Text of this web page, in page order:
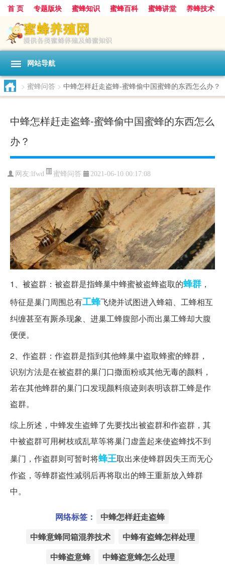
首 页 专题版块 蜜蜂知识 蜜蜂百科 蜜蜂讲堂
养蜂技术
中华蜜蜂
蜂蜜 胡蜂
网站导航
> 蜜蜂问答 > 中蜂怎样赶走盗蜂-蜜蜂偷中国蜜蜂的东西怎么办？
中蜂怎样赶走盗蜂-蜜蜂偷中国蜜蜂的东西怎么
办？
网友:lfwd 蜜蜂问答 2021-06-10 00:17:08
1、被盗群：被盗群是指蜂巢中蜂蜜被盗蜂盗取的蜂群 ，
特征是巢门周围总有工蜂飞绕并试图进入蜂箱、工蜂相互
纠缠甚至有厮杀现象、进巢工蜂腹部小而出巢工蜂却大腹
便便。
2、作盗群：作盗群是指到其他蜂巢中盗取蜂蜜的蜂群，
识别方法是在被盗群的巢门口撒面粉或其他无毒的颜料，
若在其他蜂群的巢门口发现颜料痕迹则表明该群工蜂是作
盗群。
综上所述，中蜂发生盗蜂了先要找出被盗群和作盗群，其
中被盗群可用树枝或乱草等将巢门虚盖起来使盗蜂找不到
巢门，作盗群则可暂时将蜂王取出来使蜂群因失王而无心
作盗，等蜂群盗性减弱后再将取出的蜂王重新放入蜂群
中。
网络标签：
中蜂怎样赶走盗蜂
中蜂意蜂同箱混养技术
中蜂有盗蜂怎样处理
中蜂盗意蜂
中蜂盗意蜂怎么处理